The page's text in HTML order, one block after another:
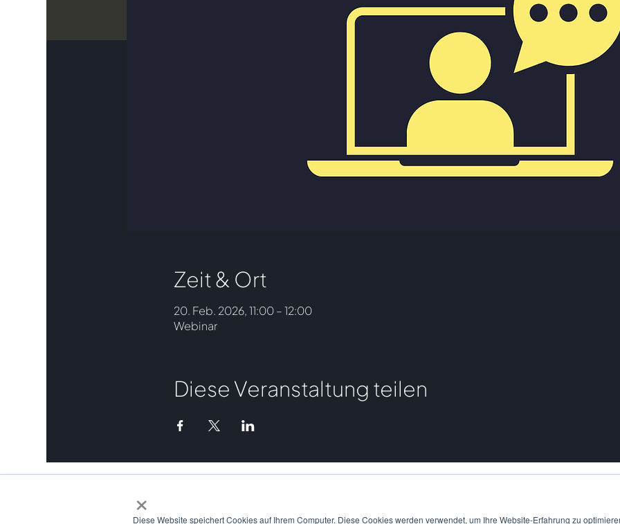
×
Diese Website speichert Cookies auf Ihrem Computer. Diese Cookies werden verwendet, um Ihre Website-Erfahrung zu
Zeit & Ort
20. Feb. 2026, 11:00 – 12:00
Webinar
Diese Veranstaltung teilen
CONTACT